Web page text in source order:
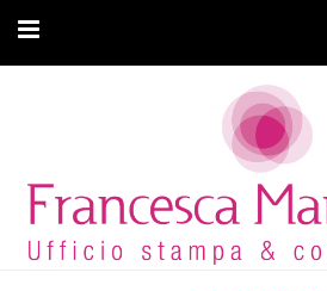
ARTICOLI
MODA ADATTIVA